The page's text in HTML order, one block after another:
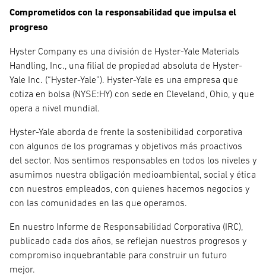
Comprometidos con la responsabilidad que impulsa el
progreso
Hyster Company es una división de Hyster-Yale Materials
Handling, Inc., una filial de propiedad absoluta de Hyster-
Yale Inc. (“Hyster-Yale”). Hyster-Yale es una empresa que
cotiza en bolsa (NYSE:HY) con sede en Cleveland, Ohio, y que
opera a nivel mundial.
Hyster-Yale aborda de frente la sostenibilidad corporativa
con algunos de los programas y objetivos más proactivos
del sector. Nos sentimos responsables en todos los niveles y
asumimos nuestra obligación medioambiental, social y ética
con nuestros empleados, con quienes hacemos negocios y
con las comunidades en las que operamos.
En nuestro Informe de Responsabilidad Corporativa (IRC),
publicado cada dos años, se reflejan nuestros progresos y
compromiso inquebrantable para construir un futuro
mejor.